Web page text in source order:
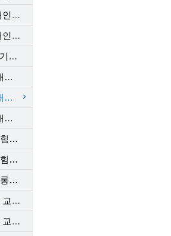
2024년_직장내 장애인 인식 개선 교육_3차
2024년_직장내 장애인 인식 개선 교육_4차
23년_개인정보보호기본교육_kct
22년_장애인 인식 개선 교육_1
22년_장애인 인식 개선 교육_2
22년_장애인 인식 개선 교육_3
22년_직장_내_괴롭힘_예방_교육_[ep1]
22년_직장_내_괴롭힘_예방_교육_[ep2]
22년_직장_내_성희롱예방_교육
2022 개인정보 보호 교육_1차
2022 개인정보 보호 교육_2차